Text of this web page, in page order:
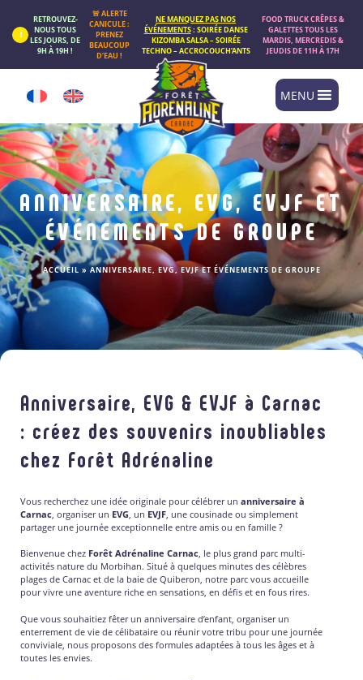
RETROUVEZ-
NOUS TOUS
LES JOURS, DE
9H À 19H !
🚨 ALERTE
CANICULE :
PRENEZ
BEAUCOUP
D’EAU !
NE MANQUEZ PAS NOS
ÉVÉNEMENTS: SOIRÉE DANSE
KIZOMBA SALSA – SOIRÉE
TECHNO – ACCROCOUCH’ANTS
FOOD TRUCK CRÊPES &
GALETTES TOUS LES
MARDIS, MERCREDIS &
JEUDIS DE 11H À 17H
MENU
ANNIVERSAIRE, EVG, EVJF ET
ÉVÉNEMENTS DE GROUPE
ACCUEIL » ANNIVERSAIRE, EVG, EVJF ET ÉVÉNEMENTS DE GROUPE
Anniversaire, EVG & EVJF à Carnac
: créez des souvenirs inoubliables
chez Forêt Adrénaline
Vous recherchez une idée originale pour célébrer un anniversaire à
Carnac , organiser un EVG , un EVJF , une cousinade ou simplement
partager une journée exceptionnelle entre amis ou en famille ?
Bienvenue chez Forêt Adrénaline Carnac, le plus grand parc multi-
activités nature du Morbihan. Situé à quelques minutes des célèbres
plages de Carnac et de la baie de Quiberon, notre parc vous accueille
pour vivre une aventure riche en sensations, en défis et en fous rires.
Que vous souhaitiez fêter un anniversaire d’enfant, organiser un
enterrement de vie de célibataire ou réunir votre tribu pour une journée
conviviale, nous proposons des formules adaptées à tous les âges et à
toutes les envies.
Panneau de gestion des cookies